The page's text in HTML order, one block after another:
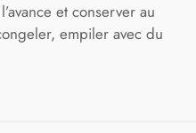
et conserver au
empiler avec du